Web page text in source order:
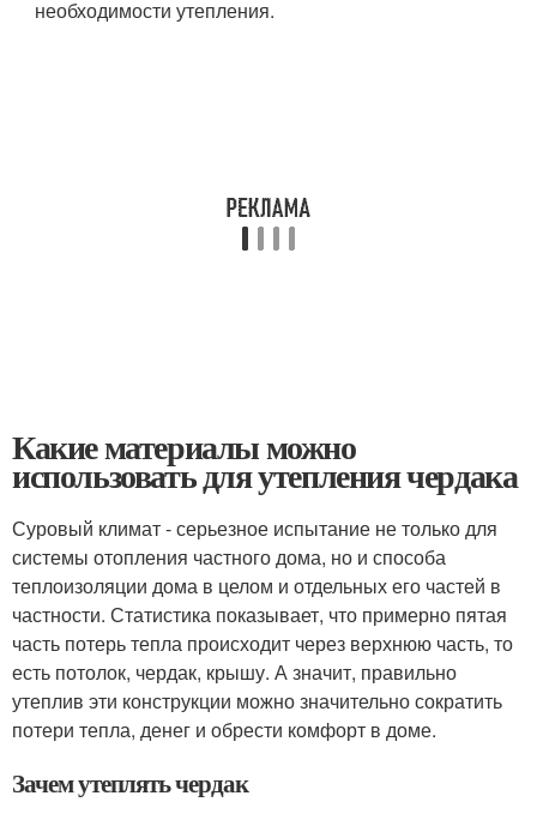
необходимости утепления.
Какие материалы можно
использовать для утепления чердака
Суровый климат - серьезное испытание не только для
системы отопления частного дома, но и способа
теплоизоляции дома в целом и отдельных его частей в
частности. Статистика показывает, что примерно пятая
часть потерь тепла происходит через верхнюю часть, то
есть потолок, чердак, крышу. А значит, правильно
утеплив эти конструкции можно значительно сократить
потери тепла, денег и обрести комфорт в доме.
Зачем утеплять чердак